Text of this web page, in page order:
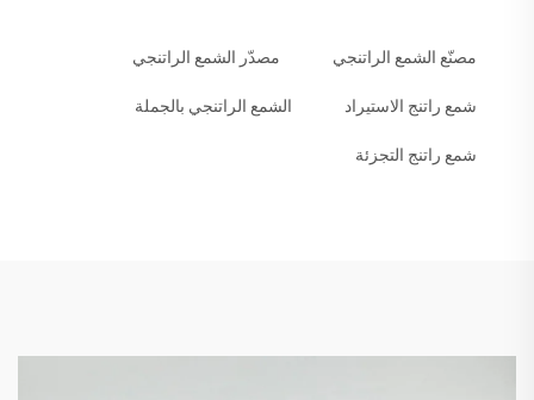
مصنّع الشمع الراتنجي مصدّر الشمع الراتنجي
شمع راتنج الاستيراد الشمع الراتنجي بالجملة
شمع راتنج التجزئة